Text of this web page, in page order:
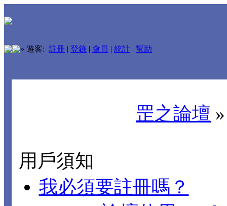
» 遊客: 註冊 | 登錄 | 會員 | 統計 | 幫助
罡之論壇
用戶須知
我必須要註冊嗎？